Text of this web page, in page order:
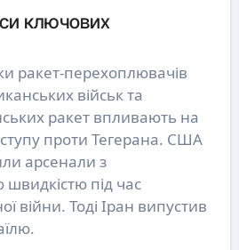
ключових
ракет-перехоплювачів
військ та
ракет впливають на
проти Тегерана. США
арсенали з
під час
війни. Тоді Іран випустив